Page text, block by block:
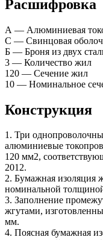
Расшифровка
А — Алюминиевая
С — Свинцовая
Б — Броня из двух
3 — Количество жил
120 — Сечение жил
10 — Номинальное
Конструкция
1. Три
алюминиевые
120 мм2,
2012.
2. Бумажная изоляция
номинальной
3. Заполнение
жгутами,
мм.
4. Поясная бумажная